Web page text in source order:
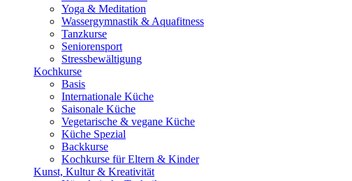
Yoga & Meditation
Wassergymnastik & Aquafitness
Tanzkurse
Seniorensport
Stressbewältigung
Kochkurse
Basis
Internationale Küche
Saisonale Küche
Vegetarische & vegane Küche
Küche Spezial
Backkurse
Kochkurse für Eltern & Kinder
Kunst, Kultur & Kreativität